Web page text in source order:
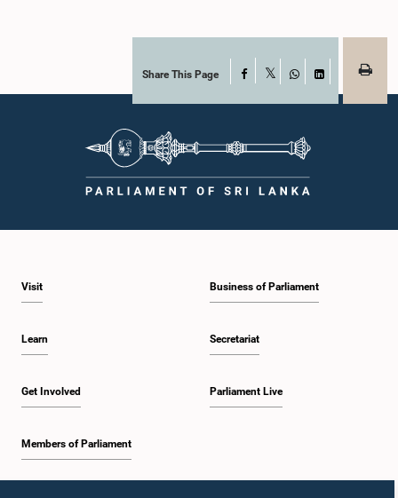
Share This Page Facebook
WhatsAppLinkedIn
Visit
Learn
Get Involved
Members of Parliament
Business of Parliament
Secretariat
Parliament Live